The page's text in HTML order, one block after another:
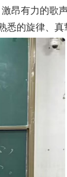
昂有力的歌
的旋律、